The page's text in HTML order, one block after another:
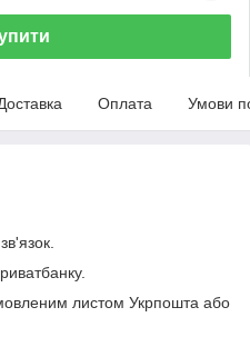
Оплата Умови
листом Укрпошта або